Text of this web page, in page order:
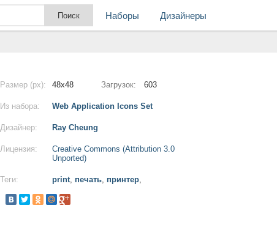
Наборы Дизайнеры
Размер (px): 48x48 Загрузок: 603
Из набора: Web Application Icons Set
Дизайнер: Ray Cheung
Лицензия:
Creative Commons (Attribution 3.0
Unported)
Теги: print, печать, принтер,